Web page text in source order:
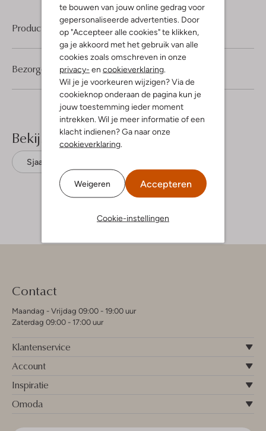
te bouwen van jouw online gedrag voor
gepersonaliseerde advertenties. Door
op "Accepteer alle cookies" te klikken,
ga je akkoord met het gebruik van alle
cookies zoals omschreven in onze
privacy- en cookieverklaring.
Wil je je voorkeuren wijzigen? Via de
cookieknop onderaan de pagina kun je
jouw toestemming ieder moment
intrekken. Wil je meer informatie of een
klacht indienen? Ga naar onze
cookieverklaring.
Weigeren Accepteren
Cookie-instellingen
Product informatie
Bezorgen & retourneren
Bekijk meer
Sjaals
Contact
Maandag - Vrijdag 09:00 - 19:00 uur
Zaterdag 09:00 - 17:00 uur
Klantenservice
Account
Inspiratie
Omoda